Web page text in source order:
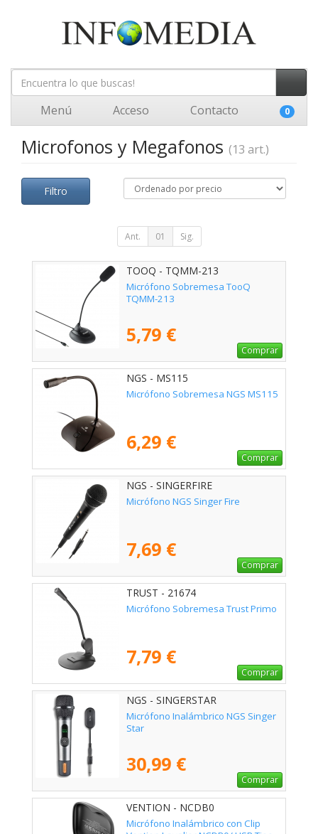
Menú Acceso Contacto 0
Microfonos y Megafonos (13 art.)
Filtro
Ant. 01 Sig.
TOOQ - TQMM-213
Micrófono Sobremesa TooQ
TQMM-213
5,79 €
Comprar
NGS - MS115
Micrófono Sobremesa NGS MS115
6,29 €
Comprar
NGS - SINGERFIRE
Micrófono NGS Singer Fire
7,69 €
Comprar
TRUST - 21674
Micrófono Sobremesa Trust Primo
7,79 €
Comprar
NGS - SINGERSTAR
Micrófono Inalámbrico NGS Singer
Star
30,99 €
Comprar
VENTION - NCDB0
Micrófono Inalámbrico con Clip